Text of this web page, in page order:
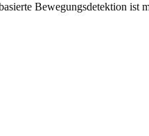
Bewegungsdetektion ist